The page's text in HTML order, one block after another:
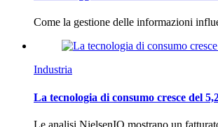
Come la gestione delle informazioni
Industria
La tecnologia di consumo cresce del
Le analisi NielsenIQ mostrano un